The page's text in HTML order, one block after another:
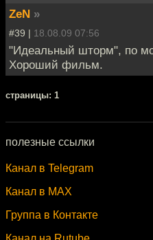
ZeN »
#39 | 18.08.09 07:56
"Идеальный шторм", по
Хороший фильм.
cтраницы: 1
полезные ссылки
Канал в Telegram
Канал в MAX
Группа в Контакте